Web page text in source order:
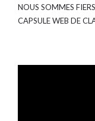
NOUS SOMMES
CAPSULE WEB DE